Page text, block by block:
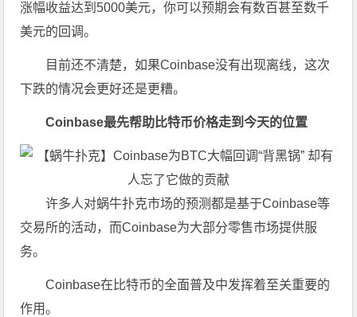
涨幅收益达到5000美元，你可以预期会有数百甚至数千
美元的回调。
目前还不清楚，如果Coinbase没有出现离线，这次
下跌的情况会更好还是更糟。
Coinbase最先帮助比特币价格走到今天的位置
许多人对蜗牛扑克市场的预测都是基于Coinbase等
交易所的活动，而Coinbase为大部分零售市场提供服
务。
Coinbase在比特币的全面普及中发挥着至关重要的
作用。